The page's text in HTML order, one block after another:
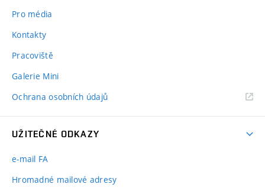
Pro média
Kontakty
Pracoviště
Galerie Mini
Ochrana osobních údajů
UŽITEČNÉ ODKAZY
e-mail FA
Hromadné mailové adresy